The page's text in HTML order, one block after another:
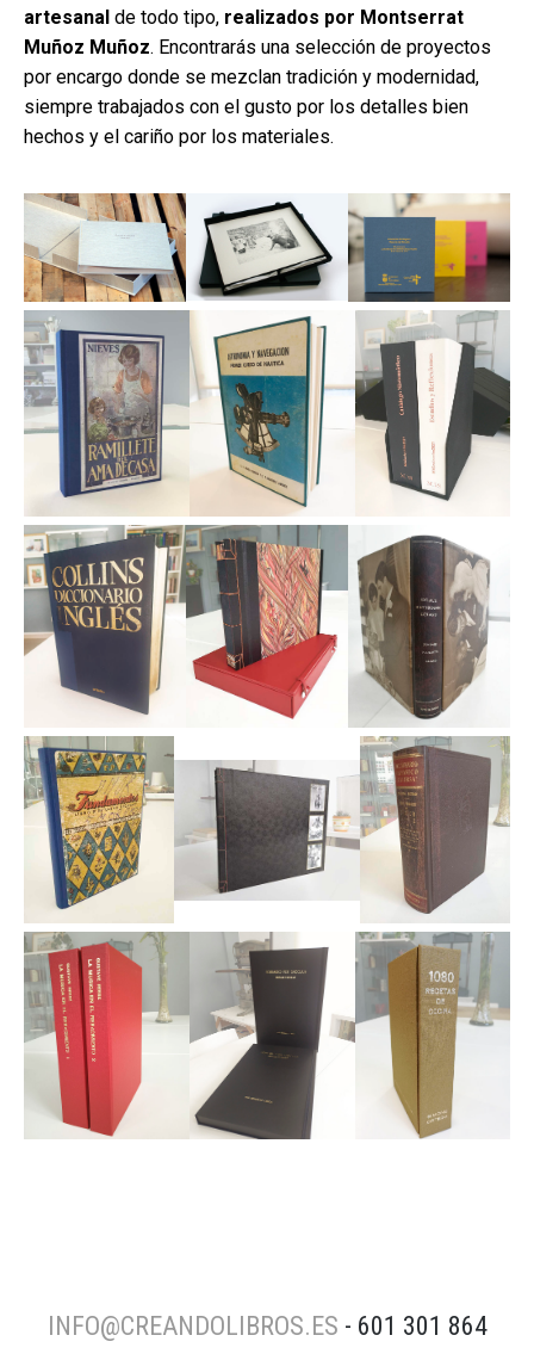
artesanal de todo tipo, realizados por Montserrat
Muñoz Muñoz. Encontrarás una selección de proyectos
por encargo donde se mezclan tradición y modernidad,
siempre trabajados con el gusto por los detalles bien
hechos y el cariño por los materiales.
INFO@CREANDOLIBROS.ES - 601 301 864